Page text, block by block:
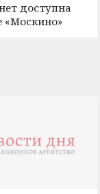
доступна
«Москино»